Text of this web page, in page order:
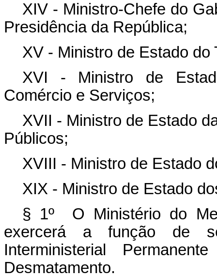
XIV - Ministro-Chefe do
Presidência da República;
XV - Ministro de Estado do
XVI - Ministro de
Comércio e Serviços;
XVII - Ministro de Estado
Públicos;
XVIII - Ministro de Estado
XIX - Ministro de Estado
§ 1º O Ministério do
exercerá a função de
Interministerial
Desmatamento.